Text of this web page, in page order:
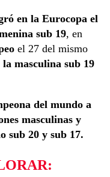
en la Eurocopa el
sub 19, en
el 27 del mismo
la masculina sub 19
del mundo a
masculinas y
sub 20 y sub 17.